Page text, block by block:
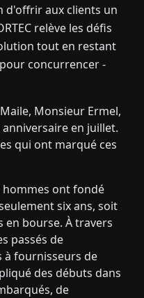
d'offrir aux clients un
relève les défis
tout en restant
concurrencer -
Monsieur Ermel,
anniversaire en juillet.
qui ont marqué ces
hommes ont fondé
six ans, soit
en bourse. À travers
passés de
fournisseurs de
des débuts dans
de